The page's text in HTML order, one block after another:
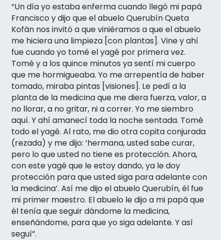
“Un día yo estaba enferma cuando llegó mi papá
Francisco y dijo que el abuelo Querubín Queta
Kofán nos invitó a que viniéramos a que el abuelo
me hiciera una limpieza [con plantas]. Vine y ahí
fue cuando yo tomé el yagé por primera vez.
Tomé y a los quince minutos ya sentí mi cuerpo
que me hormigueaba. Yo me arrepentía de haber
tomado, miraba pintas [visiones]. Le pedí a la
planta de la medicina que me diera fuerza, valor, a
no llorar, a no gritar, ni a correr. Yo me siembro
aquí. Y ahí amanecí toda la noche sentada. Tomé
todo el yagé. Al rato, me dio otra copita conjurada
(rezada) y me dijo: ‘hermana, usted sabe curar,
pero lo que usted no tiene es protección. Ahora,
con este yagé que le estoy dando, ya le doy
protección para que usted siga para adelante con
la medicina’. Así me dijo el abuelo Querubín, él fue
mi primer maestro. El abuelo le dijo a mi papá que
él tenía que seguir dándome la medicina,
enseñándome, para que yo siga adelante. Y así
seguí”.